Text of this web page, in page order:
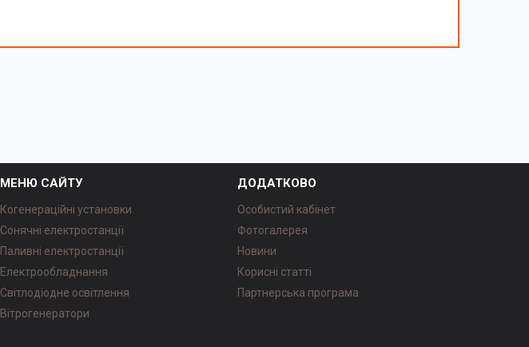
МЕНЮ САЙТУ
Когенераційні установки
Сонячні електростанції
Паливні електростанції
Електрообладнання
Світлодіодне освітлення
Вітрогенератори
ДОДАТКОВО
Особистий кабінет
Фотогалерея
Новини
Корисні статті
Партнерська програма